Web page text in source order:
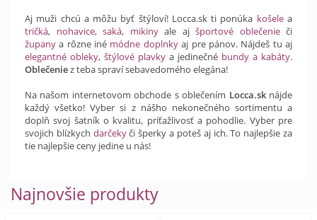
Aj muži chcú a môžu byť štýloví! Locca.sk ti ponúka košelea
tričká, nohavice, saká, mikinyale aj športové oblečenieči
župany a rôzne iné módne doplnkyaj pre pánov. Nájdeš tu aj
elegantné obleky, štýlové plavky a jedinečné bundy a kabáty.
Oblečeniez teba spraví sebavedomého elegána!
Na našom internetovom obchode s oblečením Locca.sknájde
každý všetko! Vyber si z nášho nekonečného sortimentu a
doplň svoj šatník o kvalitu, príťažlivosť a pohodlie. Vyber pre
svojich blízkych darčekyči šperky a poteš aj ich. To najlepšie za
tie najlepšie ceny jedine u nás!
Najnovšie produkty